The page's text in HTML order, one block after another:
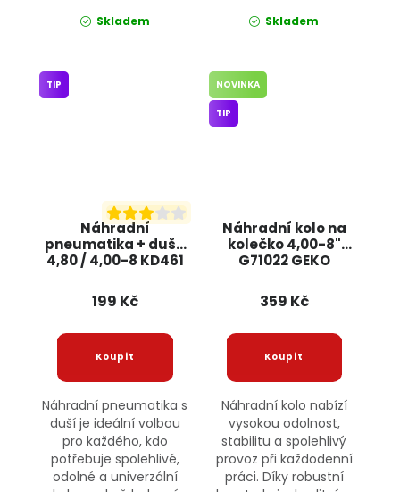
Skladem Skladem
Náhradní
pneumatika + duše
4,80 / 4,00-8 KD461
TIP
199 Kč
Náhradní pneumatika s
duší je ideální volbou
pro každého, kdo
potřebuje spolehlivé,
odolné a univerzální
Náhradní kolo na
kolečko 4,00-8"
G71022 GEKO
NOVINKA
TIP
359 Kč
Náhradní kolo nabízí
vysokou odolnost,
stabilitu a spolehlivý
provoz při každodenní
práci. Díky robustní